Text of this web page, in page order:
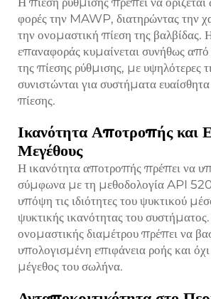
φορές την MAWP, διατηρώντας την
την ονομαστική πίεση της βαλβίδας.
επαναφοράς κυμαίνεται συνήθως
της πίεσης ρύθμισης, με υψηλότερες
συνιστώνται για συστήματα
πίεσης.
Ικανότητα Αποτροπής και
Μεγέθους
Η ικανότητα αποτροπής πρέπει να
σύμφωνα με τη μεθοδολογία API
υπόψη τις ιδιότητες του ψυκτικού
ψυκτικής ικανότητας του
ονομαστικής διαμέτρου πρέπει να
υπολογισμένη επιφάνεια ροής και
μέγεθος του σωλήνα.